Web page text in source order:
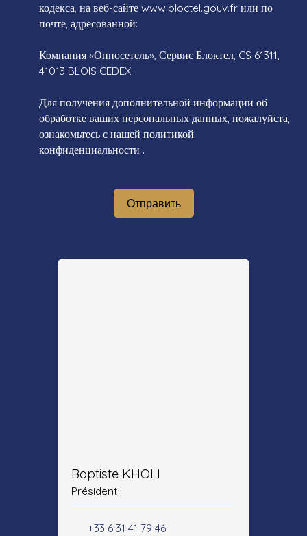
кодекса, на веб-сайте www.bloctel.gouv.fr или по
почте, адресованной:
Компания «Оппосетель», Сервис Блоктел, CS 61311,
41013 BLOIS CEDEX.
Для получения дополнительной информации об
обработке ваших персональных данных, пожалуйста,
ознакомьтесь с нашей политикой
конфиденциальности .
Отправить
Baptiste KHOLI
Président
+33 6 31 41 79 46